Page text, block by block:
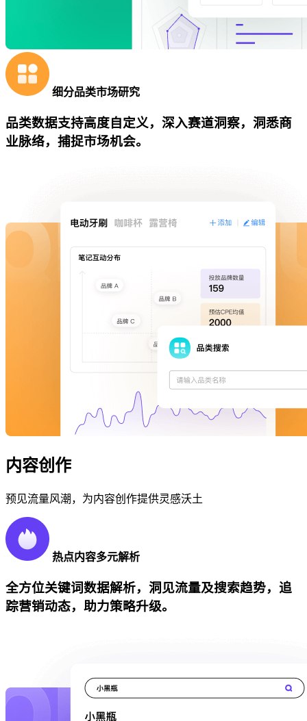
细分品类市场研究
品类数据支持高度自定义，深入赛道洞察，洞悉商
业脉络，捕捉市场机会。
内容创作
预见流量风潮，为内容创作提供灵感沃土
热点内容多元解析
全方位关键词数据解析，洞见流量及搜索趋势，追
踪营销动态，助力策略升级。